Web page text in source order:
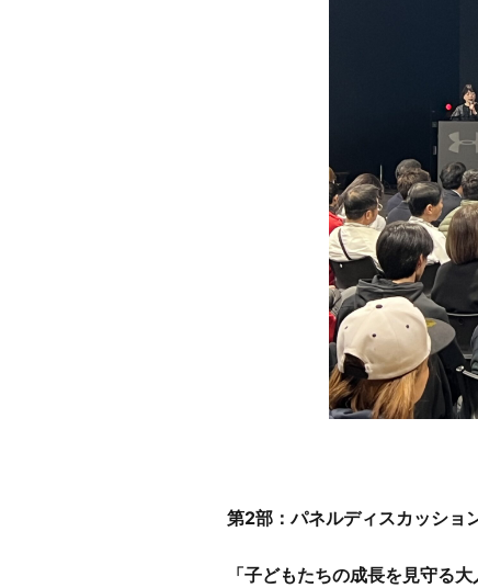
第2部：パネルディスカッショ
「子どもたちの成長を見守る